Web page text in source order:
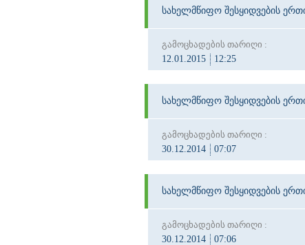
სახელმწიფო შესყიდვების
გამოცხადების თარიღი :
12.01.2015
12:25
სახელმწიფო შესყიდვების
გამოცხადების თარიღი :
30.12.2014
07:07
სახელმწიფო შესყიდვების
გამოცხადების თარიღი :
30.12.2014
07:06